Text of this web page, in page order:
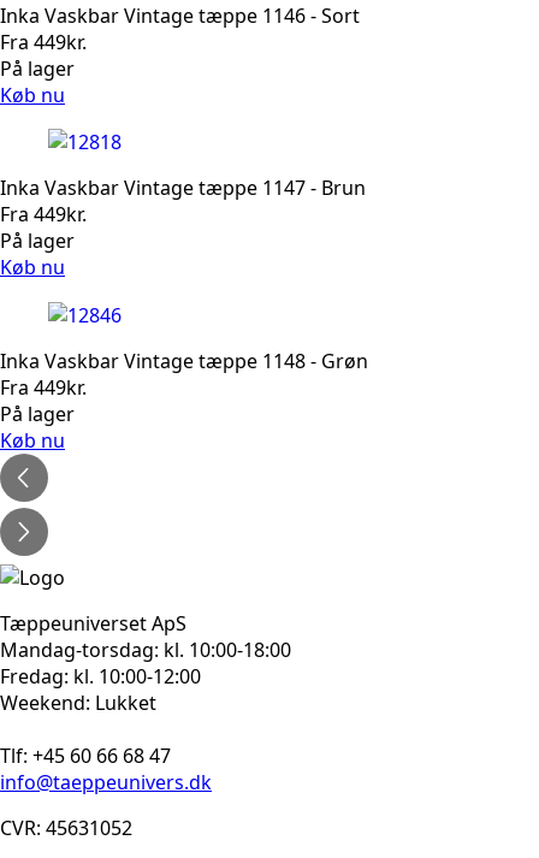
Inka Vaskbar Vintage tæppe 1146 - Sort
Fra 449kr.
På lager
Køb nu
Inka Vaskbar Vintage tæppe 1147 - Brun
Fra 449kr.
På lager
Køb nu
Inka Vaskbar Vintage tæppe 1148 - Grøn
Fra 449kr.
På lager
Køb nu
Tæppeuniverset ApS
Mandag-torsdag: kl. 10:00-18:00
Fredag: kl. 10:00-12:00
Weekend: Lukket
Tlf: +45 60 66 68 47
info@taeppeunivers.dk
CVR: 45631052